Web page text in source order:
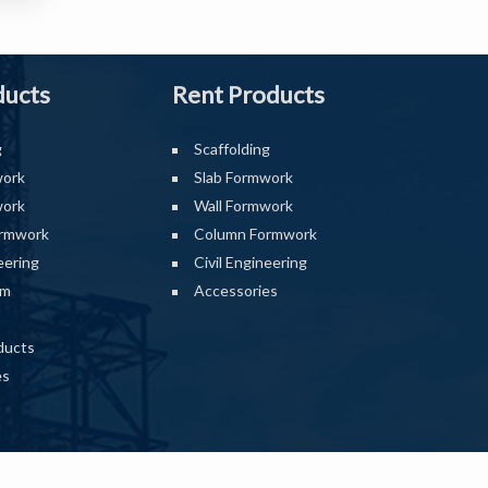
Rent Products
Scaffolding
Slab Formwork
Wall Formwork
Column Formwork
Civil Engineering
Accessories